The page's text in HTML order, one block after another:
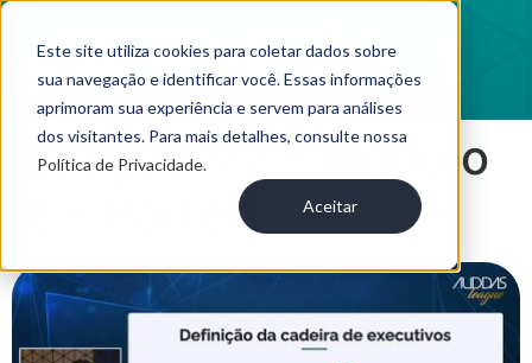
Este site utiliza cookies para coletar dados sobre
sua navegação e identificar você. Essas informações
aprimoram sua experiência e servem para análises
dos visitantes. Para mais detalhes, consulte nossa
Política de Privacidade.
Aceitar
League V2 – Módulo
6 – Parte 1